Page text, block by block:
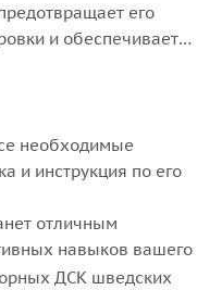
его
и обеспечивает
необходимые
и инструкция по его
отличным
навыков вашего
ДСК шведских